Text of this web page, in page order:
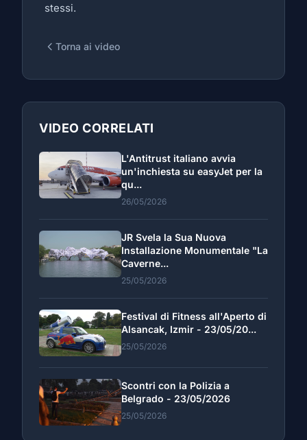
stessi.
Torna ai video
VIDEO CORRELATI
L'Antitrust italiano avvia
un'inchiesta su easyJet per la
qu...
26/05/2026
JR Svela la Sua Nuova
Installazione Monumentale "La
Caverne...
25/05/2026
Festival di Fitness all'Aperto di
Alsancak, Izmir - 23/05/20...
25/05/2026
Scontri con la Polizia a
Belgrado - 23/05/2026
25/05/2026